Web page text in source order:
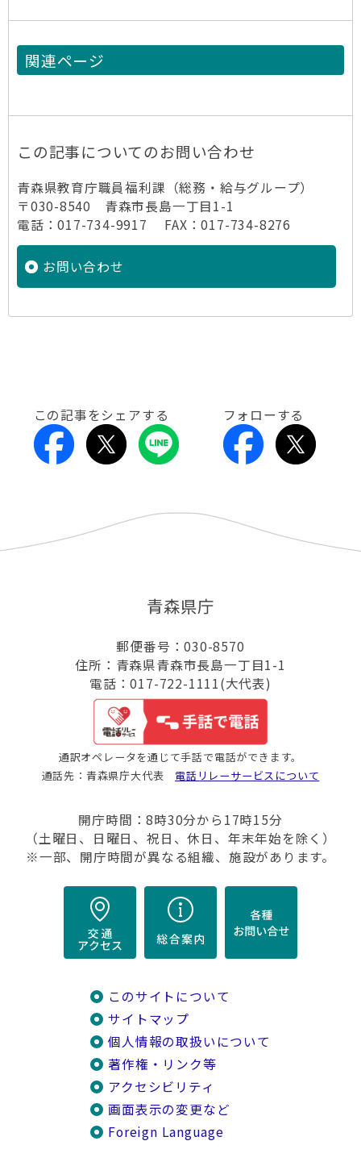
関連ページ
この記事についてのお問い合わせ
青森県教育庁職員福利課（総務・給与グループ）
〒030-8540 青森市長島一丁目1-1
電話：017-734-9917 FAX：017-734-8276
お問い合わせ
この記事をシェアする フォローする
青森県庁
郵便番号：030-8570
住所：青森県青森市長島一丁目1-1
電話：017-722-1111(大代表)
通訳オペレータを通じて手話で電話ができます。
通話先：青森県庁大代表 電話リレーサービスについて
開庁時間：8時30分から17時15分
（土曜日、日曜日、祝日、休日、年末年始を除く）
※一部、開庁時間が異なる組織、施設があります。
このサイトについて
サイトマップ
個人情報の取扱いについて
著作権・リンク等
アクセシビリティ
画面表示の変更など
Foreign Language